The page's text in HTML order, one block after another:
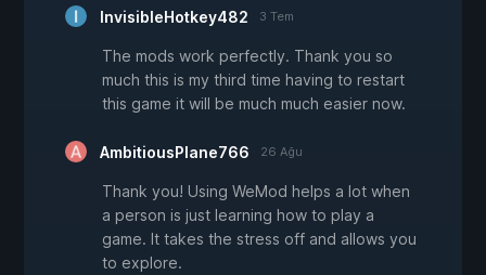
InvisibleHotkey482 3 Tem
The mods work perfectly. Thank you so
much this is my third time having to restart
this game it will be much much easier now.
AmbitiousPlane766 26 Ağu
Thank you! Using WeMod helps a lot when
a person is just learning how to play a
game. It takes the stress off and allows you
to explore.